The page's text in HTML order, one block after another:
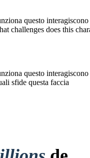
questo interagiscono
challenges does this
questo interagiscono
sfide questa faccia